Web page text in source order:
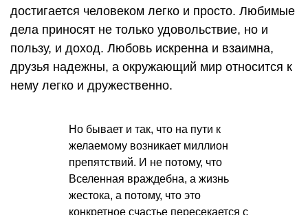
достигается человеком легко и просто. Любимые
дела приносят не только удовольствие, но и
пользу, и доход. Любовь искренна и взаимна,
друзья надежны, а окружающий мир относится к
нему легко и дружественно.
Но бывает и так, что на пути к
желаемому возникает миллион
препятствий. И не потому, что
Вселенная враждебна, а жизнь
жестока, а потому, что это
конкретное счастье пересекается с